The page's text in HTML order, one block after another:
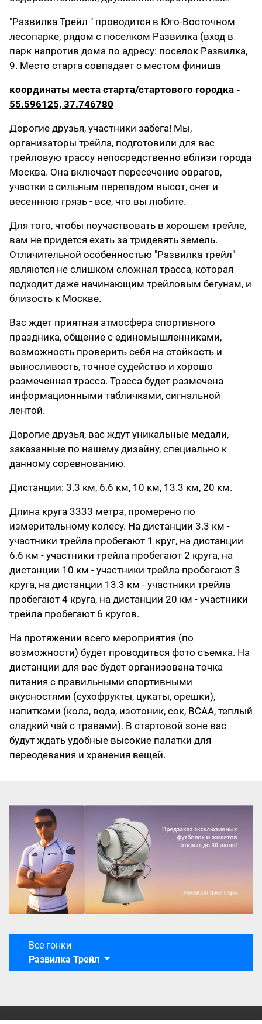
"Развилка Трейл " проводится в Юго-Восточном
лесопарке, рядом с поселком Развилка (вход в
парк напротив дома по адресу: поселок Развилка,
9. Место старта совпадает с местом финиша
координаты места старта/стартового городка -
55.596125, 37.746780
Дорогие друзья, участники забега! Мы,
организаторы трейла, подготовили для вас
трейловую трассу непосредственно вблизи города
Москва. Она включает пересечение оврагов,
участки с сильным перепадом высот, снег и
весеннюю грязь - все, что вы любите.
Для того, чтобы поучаствовать в хорошем трейле,
вам не придется ехать за тридевять земель.
Отличительной особенностью "Развилка трейл"
являются не слишком сложная трасса, которая
подходит даже начинающим трейловым бегунам, и
близость к Москве.
Вас ждет приятная атмосфера спортивного
праздника, общение с единомышленниками,
возможность проверить себя на стойкость и
выносливость, точное судейство и хорошо
размеченная трасса. Трасса будет размечена
информационными табличками, сигнальной
лентой.
Дорогие друзья, вас ждут уникальные медали,
заказанные по нашему дизайну, специально к
данному соревнованию.
Дистанции: 3.3 км, 6.6 км, 10 км, 13.3 км, 20 км.
Длина круга 3333 метра, промерено по
измерительному колесу. На дистанции 3.3 км -
участники трейла пробегают 1 круг, на дистанции
6.6 км - участники трейла пробегают 2 круга, на
дистанции 10 км - участники трейла пробегают 3
круга, на дистанции 13.3 км - участники трейла
пробегают 4 круга, на дистанции 20 км - участники
трейла пробегают 6 кругов.
На протяжении всего мероприятия (по
возможности) будет проводиться фото съемка. На
дистанции для вас будет организована точка
питания с правильными спортивными
вкусностями (сухофрукты, цукаты, орешки),
напитками (кола, вода, изотоник, сок, BCAA, теплый
сладкий чай с травами). В стартовой зоне вас
будут ждать удобные высокие палатки для
переодевания и хранения вещей.
Все гонки
Развилка Трейл